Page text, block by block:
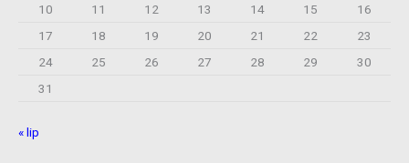
10
11 12 13 14 15
16
17
18 19 20 21 22
23
24
25 26 27 28 29
30
31
« lip